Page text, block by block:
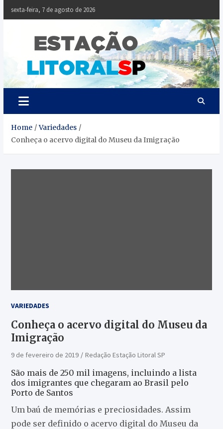
sexta-feira, 7 de agosto de 2026
Litoral
Notícias da
Baixada Santista
Home
Variedades
Conheça o acervo digital do Museu da Imigração
VARIEDADES
Conheça o acervo digital do Museu da
Imigração
9 de fevereiro de 2019 Redação Estação Litoral SP
São mais de 250 mil imagens, incluindo a lista
dos imigrantes que chegaram ao Brasil pelo
Porto de Santos
Um baú de memórias e preciosidades. Assim
pode ser definido o acervo digital do Museu da